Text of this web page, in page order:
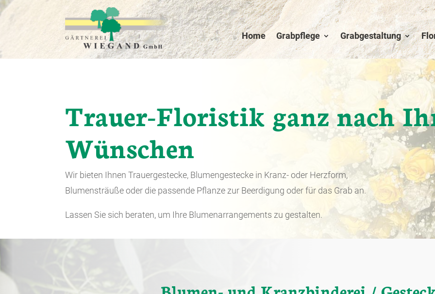
Home Grabpflege Grabgestaltung
Trauer-Floristik ganz nach
Wünschen
Wir bieten Ihnen Trauergestecke, Blumengestecke in Kranz- oder Herzform,
Blumensträuße oder die passende Pflanze zur Beerdigung oder für das Grab an.
Lassen Sie sich beraten, um Ihre Blumenarrangements zu gestalten.